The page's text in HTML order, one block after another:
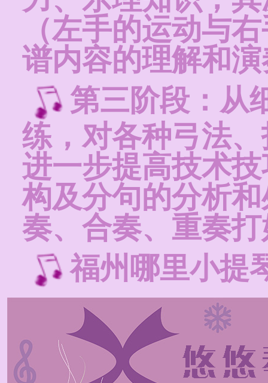
（左手的运动与
谱内容的理解和
第三阶段：从
练，对各种弓法
进一步提高技术
构及分句的分析
奏、合奏、重奏
福州哪里小提